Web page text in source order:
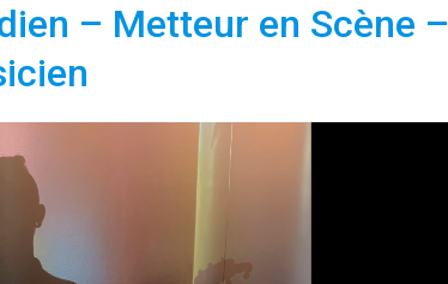
– Metteur en Scène –